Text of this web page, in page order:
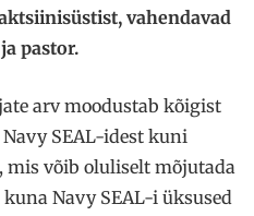
vahendavad
pastor.
arv moodustab kõigist
SEAL-idest kuni
mis võib oluliselt mõjutada
Navy SEAL-i üksused